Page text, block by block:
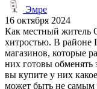
Эмре
16 октября 2024
Как местный житель
хитростью. В районе
магазинов, которые
них готовы обменять
вы купите у них
может быть не самым